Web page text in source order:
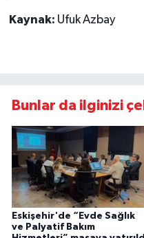
Kaynak: Ufuk Azbay
Bunlar da ilginizi
Eskişehir'de “Evde Sağlık
ve Palyatif Bakım